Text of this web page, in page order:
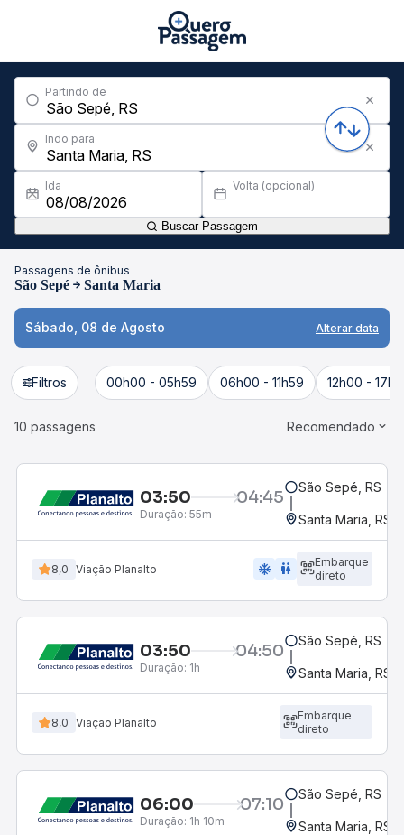
Partindo de
Indo para
Ida Volta (opcional)
Buscar Passagem
Passagens de ônibus
São Sepé Santa Maria
Sábado, 08 de Agosto Alterar data
Filtros 00h00 - 05h59 06h00 - 11h59 12h00 -
10 passagens Recomendado
03:50 04:45
Duração: 55m
São Sepé, RS
Santa Maria, RS
8,0 Viação Planalto ac_unit wc
Embarque
direto
03:50 04:50
Duração: 1h
São Sepé, RS
Santa Maria, RS
8,0 Viação Planalto
Embarque
direto
06:00 07:10
Duração: 1h 10m
São Sepé, RS
Santa Maria, RS